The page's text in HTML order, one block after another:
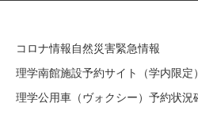
コロナ情報自然災害緊急情報
理学南館施設予約サイト（学内限定）
理学公用車（ヴォクシー）予約状況